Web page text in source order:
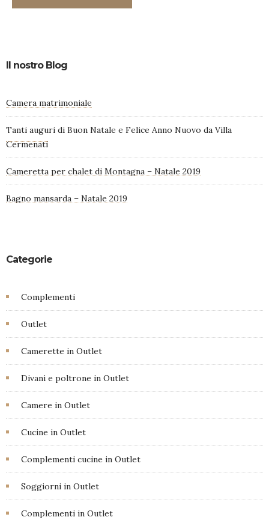
Il nostro Blog
Camera matrimoniale
Tanti auguri di Buon Natale e Felice Anno Nuovo da Villa
Cermenati
Cameretta per chalet di Montagna – Natale 2019
Bagno mansarda – Natale 2019
Categorie
Complementi
Outlet
Camerette in Outlet
Divani e poltrone in Outlet
Camere in Outlet
Cucine in Outlet
Complementi cucine in Outlet
Soggiorni in Outlet
Complementi in Outlet